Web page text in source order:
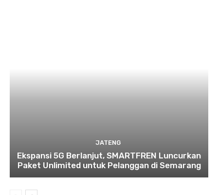
JATENG
Ekspansi 5G Berlanjut, SMARTFREN Luncurkan
Paket Unlimited untuk Pelanggan di Semarang